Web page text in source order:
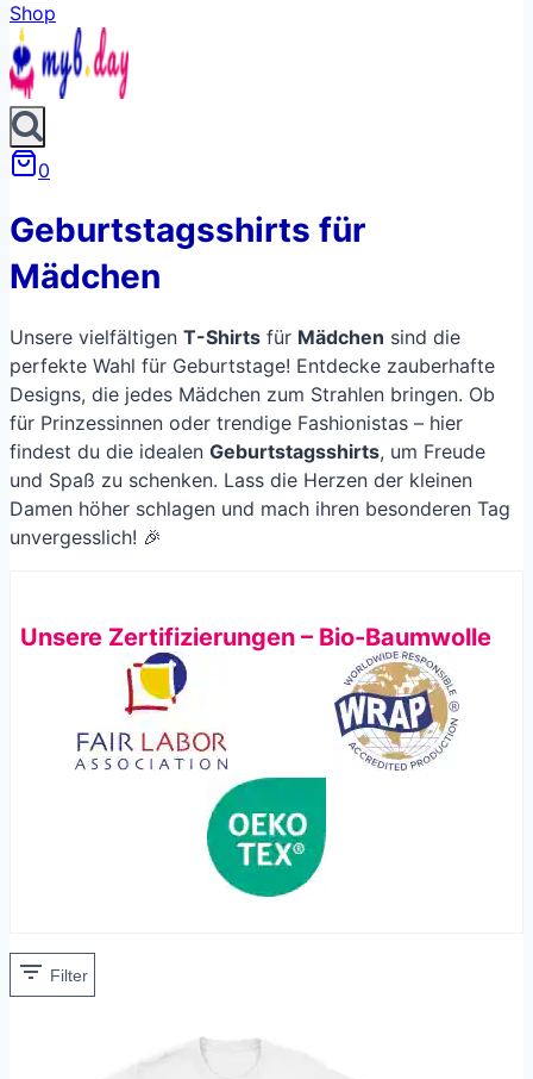
Shop
0
Geburtstagsshirts für
Mädchen
Unsere vielfältigen T-Shirts für Mädchen sind die
perfekte Wahl für Geburtstage! Entdecke zauberhafte
Designs, die jedes Mädchen zum Strahlen bringen. Ob
für Prinzessinnen oder trendige Fashionistas – hier
findest du die idealen Geburtstagsshirts, um Freude
und Spaß zu schenken. Lass die Herzen der kleinen
Damen höher schlagen und mach ihren besonderen Tag
unvergesslich! 🎉
Unsere Zertifizierungen – Bio-Baumwolle
Filter